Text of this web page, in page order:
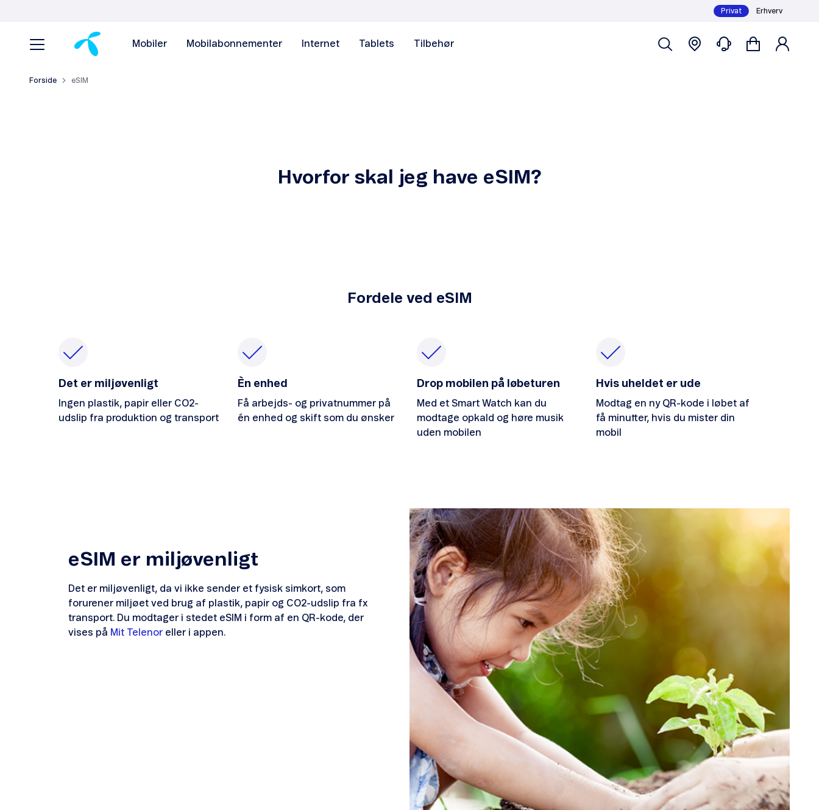
Privat Erhverv
Mobiler Mobilabonnementer Internet Tablets Tilbehør
Forside eSIM
Hvorfor skal jeg have eSIM?
Fordele ved eSIM
Det er miljøvenligt
Ingen plastik, papir eller CO2-
udslip fra produktion og transport
Èn enhed
Få arbejds- og privatnummer på
én enhed og skift som du ønsker
Drop mobilen på løbeturen
Med et Smart Watch kan du
modtage opkald og høre musik
uden mobilen
Hvis uheldet er ude
Modtag en ny QR-kode i løbet af
få minutter, hvis du mister din
mobil
eSIM er miljøvenligt
Det er miljøvenligt, da vi ikke sender et fysisk simkort, som
forurener miljøet ved brug af plastik, papir og CO2-udslip fra fx
transport. Du modtager i stedet eSIM i form af en QR-kode, der
vises på Mit Telenor eller i appen.